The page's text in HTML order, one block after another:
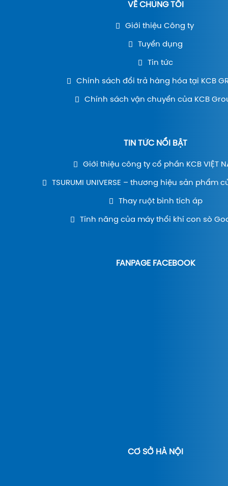
VỀ CHÚNG TÔI
Giới thiệu Công ty
Tuyển dụng
Tin tức
Chính sách đổi trả hàng hóa tại KCB
Chính sách vận chuyển của KCB
TIN TỨC NỔI BẬT
Giới thiệu công ty cổ phần KCB VIỆT
TSURUMI UNIVERSE – thương hiệu sản phẩm
Thay ruột bình tích áp
Tính năng của máy thổi khí con sò
FANPAGE FACEBOOK
CƠ SỞ HÀ NỘI